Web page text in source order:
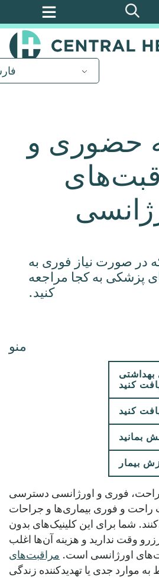
حضوری و
که در صورت نیاز فوری به
پزشکی به کجا مراجعه
کنید.
منو
کنید
کنید
بمانید
بیمار
فوری و اورژانسی دسترسی
راحت و فوری بیماری‌ها و جراحات
شما برای این کلینیک‌های بدون
وقت ندارید و هزینه آن‌ها اغلب
اورژانسی است. مراقبت‌های
به موارد جدی یا تهدیدکننده زندگی